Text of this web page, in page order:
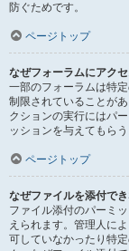
防ぐためです。
ページトップ
なぜフォーラムにアク
一部のフォーラムは特
制限されていることが
クションの実行にはパ
ッションを与えてもら
ページトップ
なぜファイルを添付で
ファイル添付のパーミ
えられます。管理人に
可していなかったり特